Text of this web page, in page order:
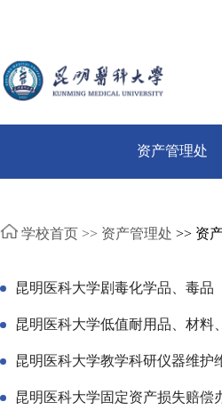
资产管理处
学校首页 >> 资产管理处 >> 资
昆明医科大学剧毒化学品、毒品
昆明医科大学低值耐用品、材料
昆明医科大学教学科研仪器维护
昆明医科大学固定资产损失赔偿